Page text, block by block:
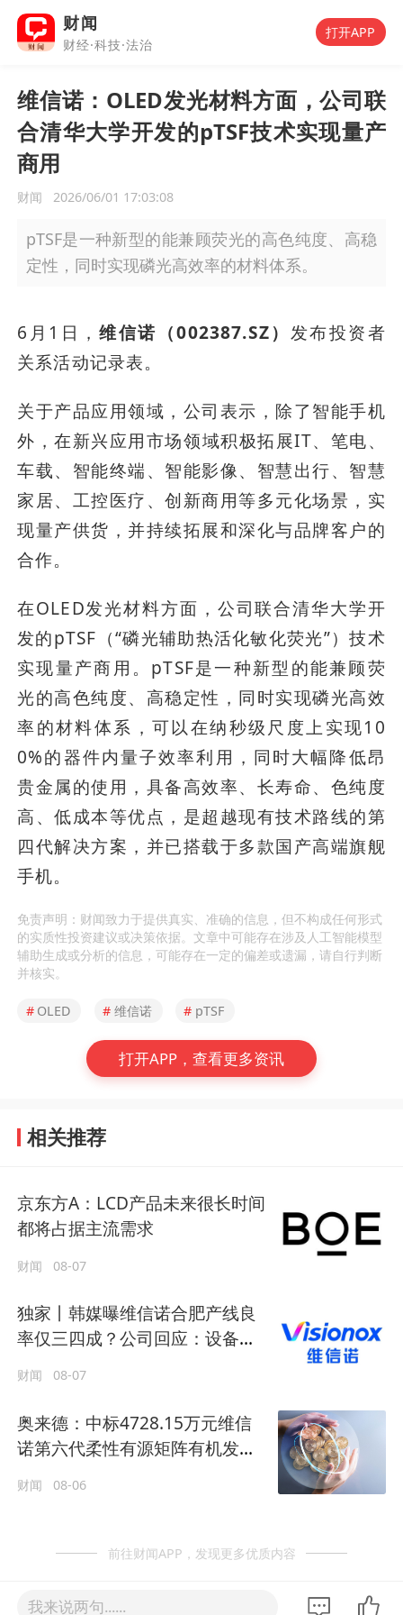
财闻
财经·科技·法治
打开APP
维信诺：OLED发光材料方面，公司联
合清华大学开发的pTSF技术实现量产
商用
财闻 2026/06/01 17:03:08
pTSF是一种新型的能兼顾荧光的高色纯度、高稳
定性，同时实现磷光高效率的材料体系。
6月1日，维信诺（002387.SZ） 发布投资者
关系活动记录表。
关于产品应用领域，公司表示，除了智能手机
外，在新兴应用市场领域积极拓展IT、笔电、
车载、智能终端、智能影像、智慧出行、智慧
家居、工控医疗、创新商用等多元化场景，实
现量产供货，并持续拓展和深化与品牌客户的
合作。
在OLED发光材料方面，公司联合清华大学开
发的pTSF（“磷光辅助热活化敏化荧光”）技术
实现量产商用。pTSF是一种新型的能兼顾荧
光的高色纯度、高稳定性，同时实现磷光高效
率的材料体系，可以在纳秒级尺度上实现10
0%的器件内量子效率利用，同时大幅降低昂
贵金属的使用，具备高效率、长寿命、色纯度
高、低成本等优点，是超越现有技术路线的第
四代解决方案，并已搭载于多款国产高端旗舰
手机。
免责声明：财闻致力于提供真实、准确的信息，但不构成任何形式
的实质性投资建议或决策依据。文章中可能存在涉及人工智能模型
辅助生成或分析的信息，可能存在一定的偏差或遗漏，请自行判断
并核实。
# OLED # 维信诺 # pTSF
打开APP，查看更多资讯
相关推荐
京东方A：LCD产品未来很长时间
都将占据主流需求
财闻 08-07
独家丨韩媒曝维信诺合肥产线良
率仅三四成？公司回应：设备还
在安装中，谈何良率
财闻 08-07
奥来德：中标4728.15万元维信
诺第六代柔性有源矩阵有机发光
财闻 08-06
前往财闻APP，发现更多优质内容
我来说两句......